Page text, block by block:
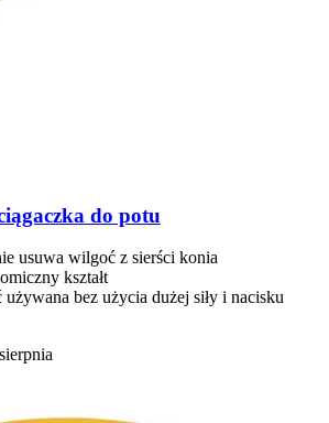
do potu
usuwa wilgoć z sierści konia
kształt
bez użycia dużej siły i nacisku